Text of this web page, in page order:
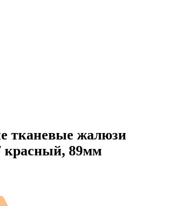
тканевые жалюзи
89мм